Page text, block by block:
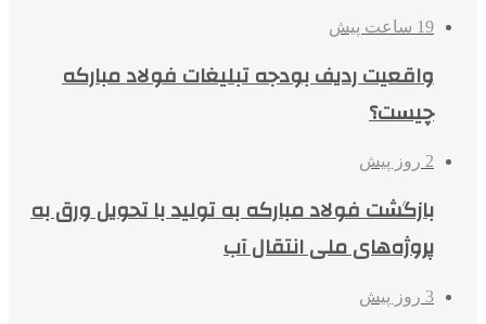
19 ساعت پیش
واقعیت ردیف بودجه تبلیغات فولاد مبارکه
چیست؟
2 روز پیش
بازگشت فولاد مبارکه به تولید با تحویل ورق به
پروژه‌های ملی انتقال آب
3 روز پیش